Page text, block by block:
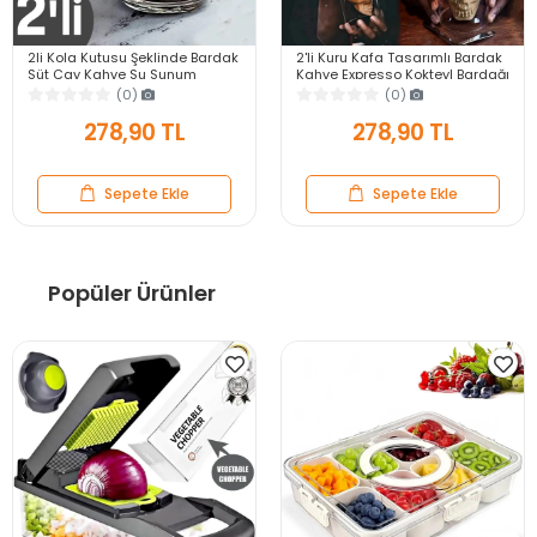
2li Kola Kutusu Şeklinde Bardak
Süt Çay Kahve Su Sunum
Bardağı Isıya Dayanıklı
Borosilikat Bardak
(0)
278,90 TL
Sepete Ekle
2'li Kuru Kafa Tasarımlı Bardak
Kahve Expresso Kokteyl Bardağı
Kristal Skull Çift Cidarlı Cam
(0)
278,90 TL
Sepete Ekle
Popüler Ürünler